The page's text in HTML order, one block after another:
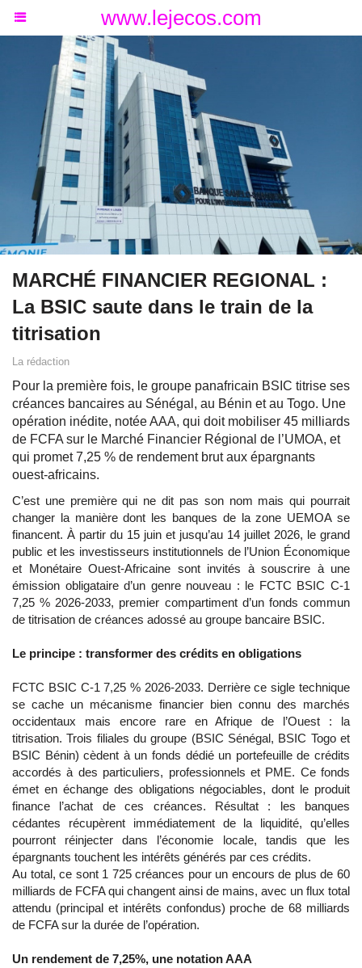
www.lejecos.com
MARCHÉ FINANCIER REGIONAL :
La BSIC saute dans le train de la
titrisation
La rédaction
Pour la première fois, le groupe panafricain BSIC titrise ses
créances bancaires au Sénégal, au Bénin et au Togo. Une
opération inédite, notée AAA, qui doit mobiliser 45 milliards
de FCFA sur le Marché Financier Régional de l’UMOA, et
qui promet 7,25 % de rendement brut aux épargnants
ouest-africains.
C’est une première qui ne dit pas son nom mais qui pourrait
changer la manière dont les banques de la zone UEMOA se
financent. À partir du 15 juin et jusqu’au 14 juillet 2026, le grand
public et les investisseurs institutionnels de l’Union Économique
et Monétaire Ouest-Africaine sont invités à souscrire à une
émission obligataire d’un genre nouveau : le FCTC BSIC C-1
7,25 % 2026-2033, premier compartiment d’un fonds commun
de titrisation de créances adossé au groupe bancaire BSIC.
Le principe : transformer des crédits en obligations
FCTC BSIC C-1 7,25 % 2026-2033. Derrière ce sigle technique
se cache un mécanisme financier bien connu des marchés
occidentaux mais encore rare en Afrique de l’Ouest : la
titrisation. Trois filiales du groupe (BSIC Sénégal, BSIC Togo et
BSIC Bénin) cèdent à un fonds dédié un portefeuille de crédits
accordés à des particuliers, professionnels et PME. Ce fonds
émet en échange des obligations négociables, dont le produit
finance l’achat de ces créances. Résultat : les banques
cédantes récupèrent immédiatement de la liquidité, qu’elles
pourront réinjecter dans l’économie locale, tandis que les
épargnants touchent les intérêts générés par ces crédits.
Au total, ce sont 1 725 créances pour un encours de plus de 60
milliards de FCFA qui changent ainsi de mains, avec un flux total
attendu (principal et intérêts confondus) proche de 68 milliards
de FCFA sur la durée de l’opération.
Un rendement de 7,25%, une notation AAA